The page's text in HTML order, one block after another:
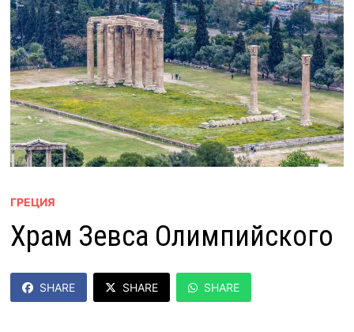
ГРЕЦИЯ
Храм Зевса Олимпийского
SHARE SHARE SHARE